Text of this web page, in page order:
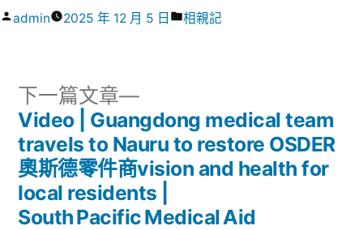
作
admin 2025 年 12 月 5 日
分
相親記
文
章
導
下一篇文章
下
一
篇
文
章:
Video | Guangdong medical team
travels to Nauru to restore OSDER
奧斯德零件商vision and health for
local residents |
South Pacific Medical Aid